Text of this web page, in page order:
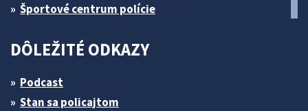
Športové centrum polície
DÔLEŽITÉ ODKAZY
Podcast
Stan sa policajtom